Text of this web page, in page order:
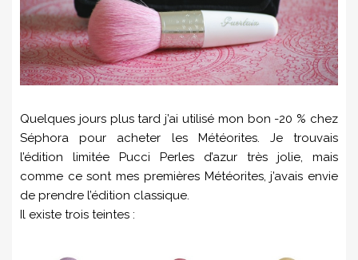
Quelques jours plus tard j’ai utilisé mon bon -20 % chez
Séphora pour acheter les Météorites. Je trouvais
l’édition limitée Pucci Perles d’azur très jolie, mais
comme ce sont mes premières Météorites, j’avais envie
de prendre l’édition classique.
Il existe trois teintes :